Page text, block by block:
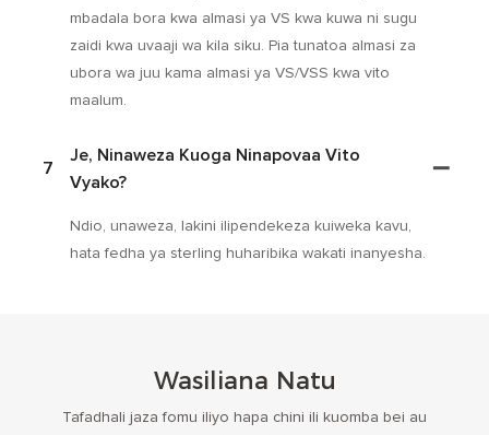
mbadala bora kwa almasi ya VS kwa kuwa ni sugu
zaidi kwa uvaaji wa kila siku. Pia tunatoa almasi za
ubora wa juu kama almasi ya VS/VSS kwa vito
maalum.
7
Je, Ninaweza Kuoga Ninapovaa Vito
Vyako?
Ndio, unaweza, lakini ilipendekeza kuiweka kavu,
hata fedha ya sterling huharibika wakati inanyesha.
Wasiliana Natu
Tafadhali jaza fomu iliyo hapa chini ili kuomba bei au